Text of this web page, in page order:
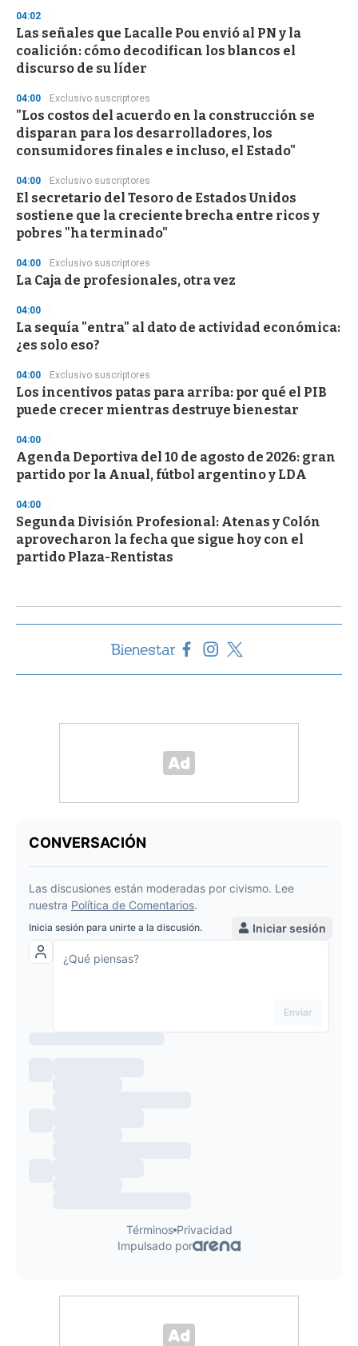
d
s
o
f
3
s
e
o
n
04:02
Las señales que Lacalle Pou envió al PN y la
coalición: cómo decodifican los blancos el
discurso de su líder
04:00 Exclusivo suscriptores
"Los costos del acuerdo en la construcción se
disparan para los desarrolladores, los
consumidores finales e incluso, el Estado"
04:00 Exclusivo suscriptores
El secretario del Tesoro de Estados Unidos
sostiene que la creciente brecha entre ricos y
pobres "ha terminado"
04:00 Exclusivo suscriptores
La Caja de profesionales, otra vez
04:00
La sequía "entra" al dato de actividad económica:
¿es solo eso?
04:00 Exclusivo suscriptores
Los incentivos patas para arriba: por qué el PIB
puede crecer mientras destruye bienestar
04:00
Agenda Deportiva del 10 de agosto de 2026: gran
partido por la Anual, fútbol argentino y LDA
04:00
Segunda División Profesional: Atenas y Colón
aprovecharon la fecha que sigue hoy con el
partido Plaza-Rentistas